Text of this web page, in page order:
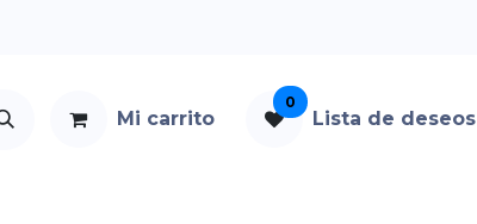
Mi carrito
0
Lista de deseos